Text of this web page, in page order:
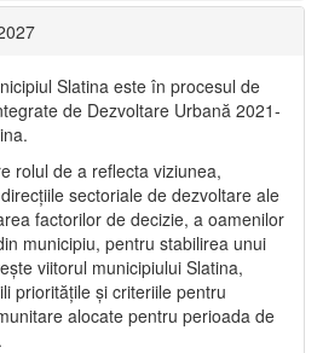
Slatina este în procesul de
de Dezvoltare Urbană 2021‐
rolul de a reflecta viziunea,
sectoriale de dezvoltare ale
factorilor de decizie, a oamenilor
municipiu, pentru stabilirea unui
viitorul municipiului Slatina,
prioritățile și criteriile pentru
alocate pentru perioada de